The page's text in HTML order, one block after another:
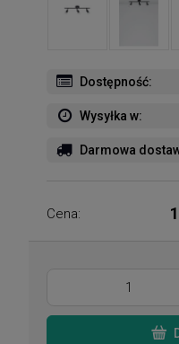
Dostępność:
Wysyłka w:
Darmowa
Cena: